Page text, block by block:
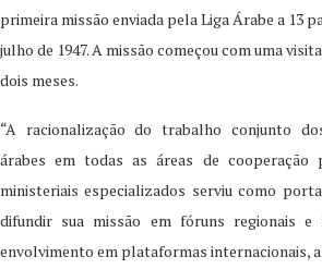
primeira missão enviada pela Liga Árabe a 13
julho de 1947. A missão começou com uma
dois meses.
“A racionalização do trabalho conjunto
árabes em todas as áreas de cooperação
ministeriais especializados serviu como
difundir sua missão em fóruns regionais e
envolvimento em plataformas internacionais, a